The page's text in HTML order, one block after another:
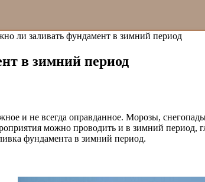
ли заливать фундамент в зимний период
в зимний период
и не всегда оправданное. Морозы,
можно проводить и в зимний
фундамента в зимний период.